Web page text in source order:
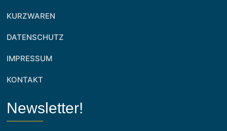
KURZWAREN
DATENSCHUTZ
IMPRESSUM
KONTAKT
Newsletter!